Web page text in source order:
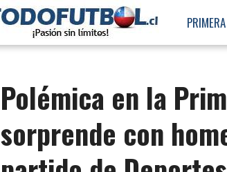
Polémica en la
sorprende con